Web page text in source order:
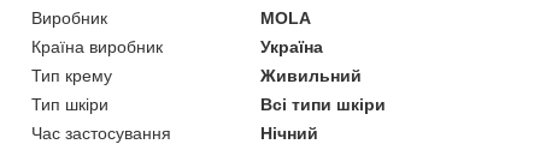
Виробник
MOLA
Країна виробник
Україна
Тип крему
Живильний
Тип шкіри
Всі типи шкіри
Час застосування
Нічний